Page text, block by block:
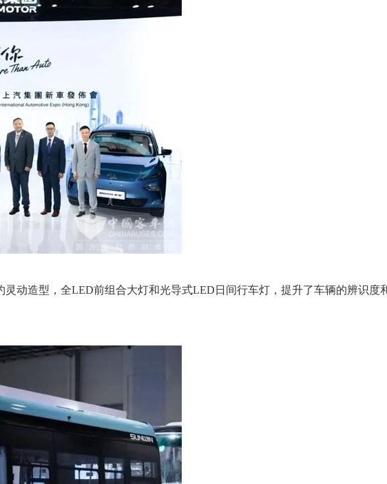
造型，全LED前组合大灯和光导式LED日间行车灯，提升了车辆的辨识度